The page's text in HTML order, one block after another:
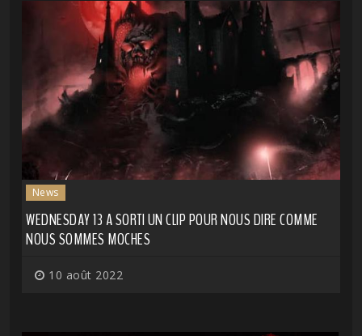
News
WEDNESDAY 13 A SORTI UN CLIP POUR NOUS DIRE COMME
NOUS SOMMES MOCHES
10 août 2022